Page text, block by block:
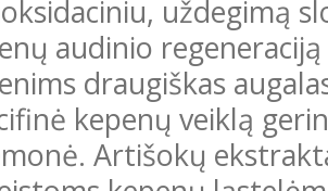
uždegimą
audinio
draugiškas
kepenų veiklą
Artišokų